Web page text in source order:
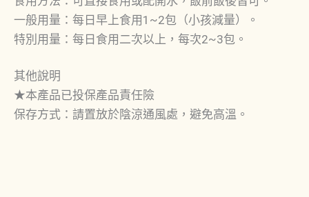
一般用量：每日早上食用1~2包（小孩減量）。
特別用量：每日食用二次以上，每次2~3包。
其他說明
★本產品已投保產品責任險
保存方式：請置放於陰涼通風處，避免高溫。